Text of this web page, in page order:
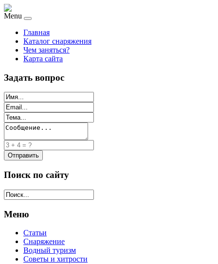
Menu
Главная
Каталог снаряжения
Чем заняться?
Карта сайта
Задать вопрос
Поиск по сайту
Меню
Статьи
Снаряжение
Водный туризм
Советы и хитрости